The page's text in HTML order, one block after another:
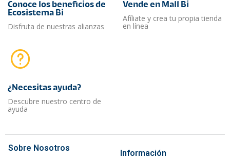
Conoce los beneficios de
Ecosistema Bi
Disfruta de nuestras alianzas
Vende en Mall Bi
Afíliate y crea tu propia tienda
en línea
¿Necesitas ayuda?​
Descubre nuestro centro de
ayuda
Sobre Nosotros
Información